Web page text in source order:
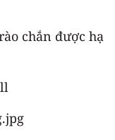
chắn được hạ